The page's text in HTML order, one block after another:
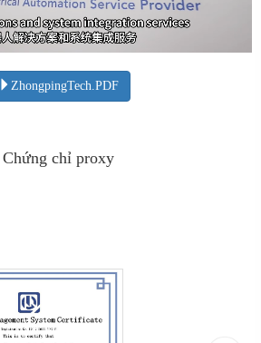
ZhongpingTech.PDF
Chứng chỉ proxy